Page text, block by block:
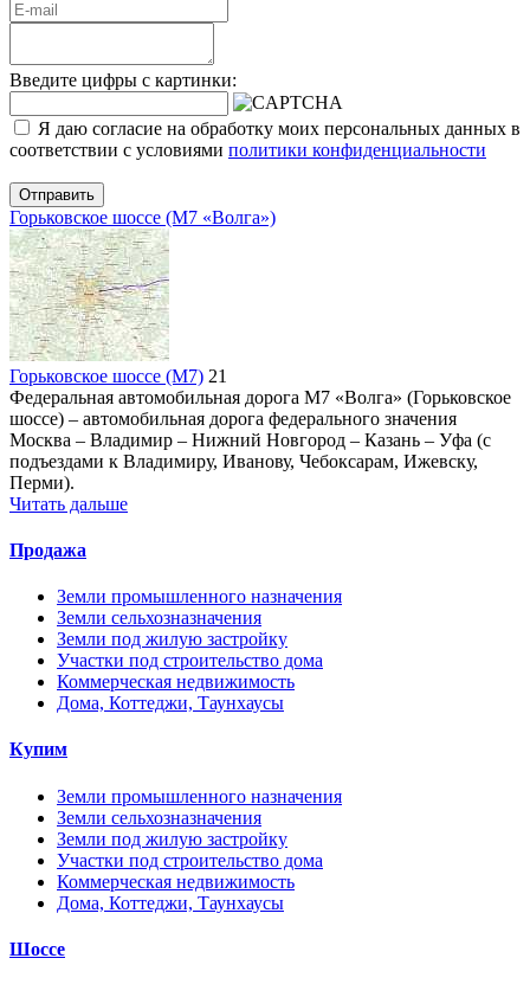
Введите цифры с картинки:
Я даю согласие на обработку моих персональных данных в
соответствии с условиями политики конфиденциальности
Отправить
Горьковское шоссе (М7 «Волга»)
Горьковское шоссе (М7) 21
Федеральная автомобильная дорога М7 «Волга» (Горьковское
шоссе) – автомобильная дорога федерального значения
Москва – Владимир – Нижний Новгород – Казань – Уфа (с
подъездами к Владимиру, Иванову, Чебоксарам, Ижевску,
Перми).
Читать дальше
Продажа
Земли промышленного назначения
Земли сельхозназначения
Земли под жилую застройку
Участки под строительство дома
Коммерческая недвижимость
Дома, Коттеджи, Таунхаусы
Купим
Земли промышленного назначения
Земли сельхозназначения
Земли под жилую застройку
Участки под строительство дома
Коммерческая недвижимость
Дома, Коттеджи, Таунхаусы
Шоссе